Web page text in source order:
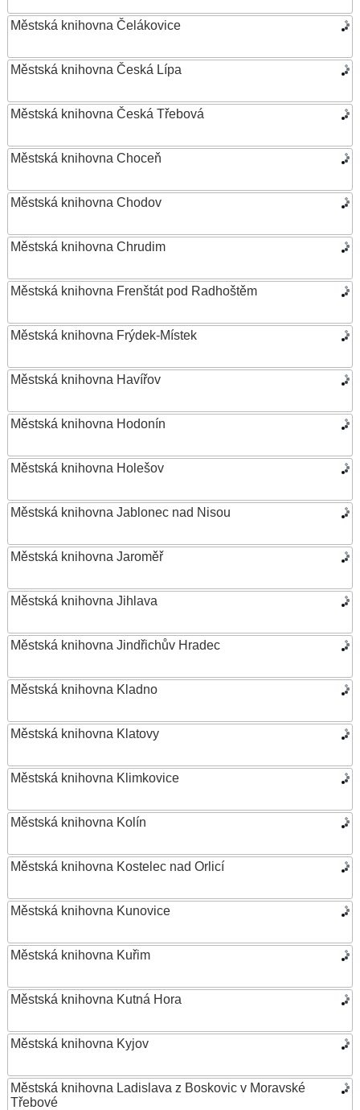
Městská knihovna Čelákovice
Městská knihovna Česká Lípa
Městská knihovna Česká Třebová
Městská knihovna Choceň
Městská knihovna Chodov
Městská knihovna Chrudim
Městská knihovna Frenštát pod Radhoštěm
Městská knihovna Frýdek-Místek
Městská knihovna Havířov
Městská knihovna Hodonín
Městská knihovna Holešov
Městská knihovna Jablonec nad Nisou
Městská knihovna Jaroměř
Městská knihovna Jihlava
Městská knihovna Jindřichův Hradec
Městská knihovna Kladno
Městská knihovna Klatovy
Městská knihovna Klimkovice
Městská knihovna Kolín
Městská knihovna Kostelec nad Orlicí
Městská knihovna Kunovice
Městská knihovna Kuřim
Městská knihovna Kutná Hora
Městská knihovna Kyjov
Městská knihovna Ladislava z Boskovic v Moravské
Třebové